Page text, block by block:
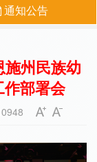
通知公告
州民族幼
作部署会